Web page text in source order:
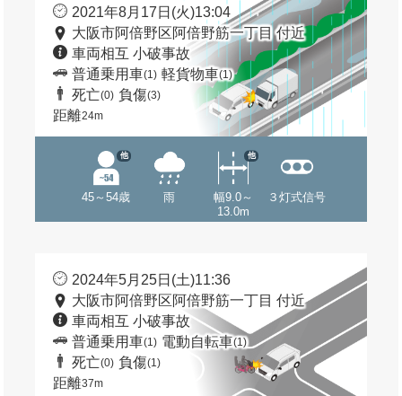
2021年8月17日(火)13:04
大阪市阿倍野区阿倍野筋一丁目 付近
車両相互 小破事故
普通乗用車(1) 軽貨物車(1)
死亡(0) 負傷(3)
距離24m
45～54歳
他
雨
幅9.0～
13.0m
他
３灯式信号
2024年5月25日(土)11:36
大阪市阿倍野区阿倍野筋一丁目 付近
車両相互 小破事故
普通乗用車(1) 電動自転車(1)
死亡(0) 負傷(1)
距離37m